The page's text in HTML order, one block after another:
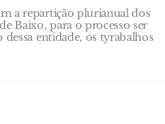
a repartição plurianual dos
Baixo, para o processo ser
entidade, os tyrabalhos